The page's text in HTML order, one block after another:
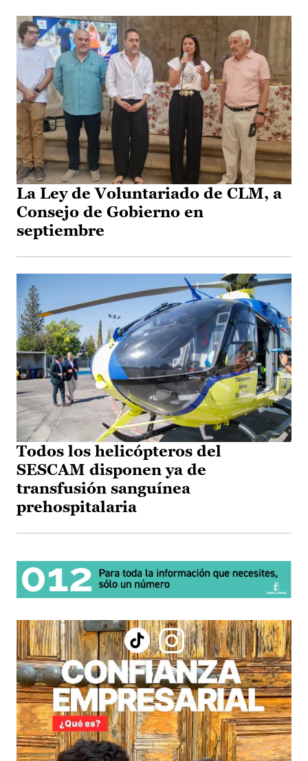
La Ley de Voluntariado de CLM, a
Consejo de Gobierno en
septiembre
Todos los helicópteros del
SESCAM disponen ya de
transfusión sanguínea
prehospitalaria